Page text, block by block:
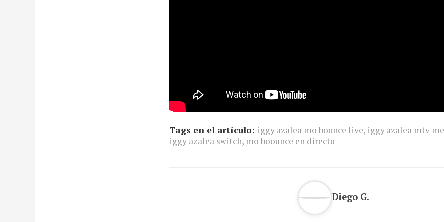
Tags en el artículo: iggy azalea mo bounce live, iggy azalea mtv
iggy azalea switch, mo boounce en directo
Diego G.